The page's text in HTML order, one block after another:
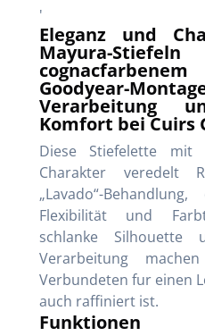
'
Eleganz und
Mayura-
Goodyear-
Verarbeitung
Komfort bei Cuirs
Diese Stiefelette mit
Charakter veredelt
„Lavado“-
Flexibilität und
schlanke Silhouette
Verarbeitung
Verbundeten fur einen
auch raffiniert ist.
Funktionen